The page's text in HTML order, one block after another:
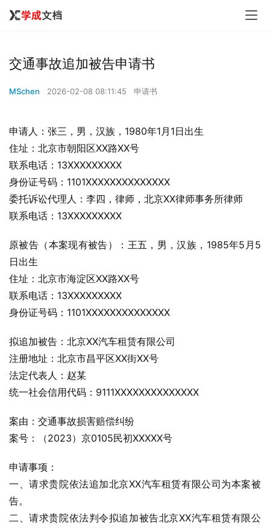
交通事故追加被告申请书
MSchen 2026-02-08 08:11:45 申请书
申请人：张三，男，汉族，1980年1月1日出生
住址：北京市朝阳区XX路XX号
联系电话：13XXXXXXXXX
身份证号码：1101XXXXXXXXXXXXXX
委托诉讼代理人：李四，律师，北京XX律师事务所律师
联系电话：13XXXXXXXXX
原被告（本案现有被告）：王五，男，汉族，1985年5月5
日出生
住址：北京市海淀区XX路XX号
联系电话：13XXXXXXXXX
身份证号码：1101XXXXXXXXXXXXXX
拟追加被告：北京XX汽车租赁有限公司
注册地址：北京市昌平区XX街XX号
法定代表人：赵某
统一社会信用代码：9111XXXXXXXXXXXXXX
案由：交通事故损害赔偿纠纷
案号：（2023）京0105民初XXXXX号
申请事项：
一、请求贵院依法追加北京XX汽车租赁有限公司为本案被
告。
二、请求贵院依法判令拟追加被告北京XX汽车租赁有限公